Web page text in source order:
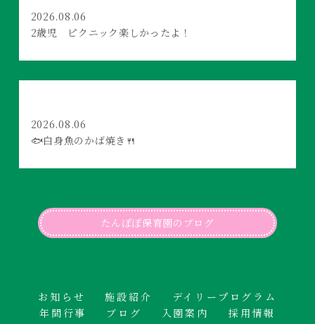
2026.08.06
2歳児 ピクニック楽しかったよ！
2026.08.06
🐟白身魚のかば焼き🍴
たんぽぽ保育園のブログ
お知らせ 施設紹介
デイリープログラム
年間行事
ブログ 入園案内
採用情報